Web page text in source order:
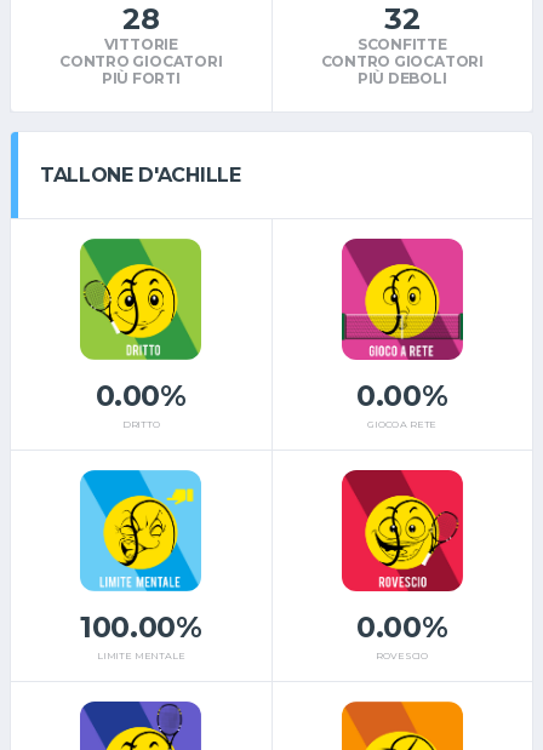
28
VITTORIE
CONTRO GIOCATORI
PIÙ FORTI
32
SCONFITTE
CONTRO GIOCATORI
PIÙ DEBOLI
TALLONE D'ACHILLE
0.00%
DRITTO
0.00%
GIOCO A RETE
100.00%
LIMITE MENTALE
0.00%
ROVESCIO